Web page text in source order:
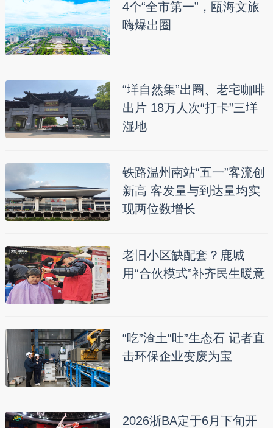
4个“全市第一”，瓯海文旅
嗨爆出圈
“垟自然集”出圈、老宅咖啡
出片 18万人次“打卡”三垟
湿地
铁路温州南站“五一”客流创
新高 客发量与到达量均实
现两位数增长
老旧小区缺配套？鹿城
用“合伙模式”补齐民生暖意
“吃”渣土“吐”生态石 记者直
击环保企业变废为宝
2026浙BA定于6月下旬开